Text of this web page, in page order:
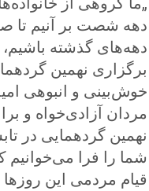
دهه شصت بر آنیم تا
دهه‌های گذشته
برگزاری نهمین
خوش‌بینی و انبوهی
مردان آزادی‌خواه و
شما را فرا می‌خوانیم